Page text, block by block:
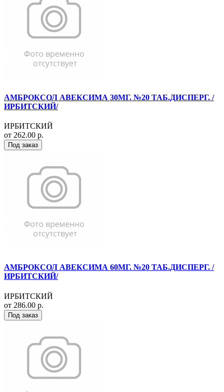
АМБРОКСОЛ АВЕКСИМА 30МГ. №20 ТАБ.ДИСПЕРГ. /
ИРБИТСКИЙ/
ИРБИТСКИЙ
от 262.00 р.
Под заказ
АМБРОКСОЛ АВЕКСИМА 60МГ. №20 ТАБ.ДИСПЕРГ. /
ИРБИТСКИЙ/
ИРБИТСКИЙ
от 286.00 р.
Под заказ